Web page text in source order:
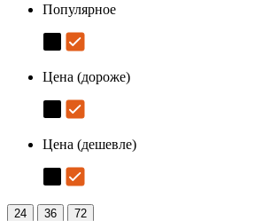
Популярное
Цена (дороже)
Цена (дешевле)
24 36 72